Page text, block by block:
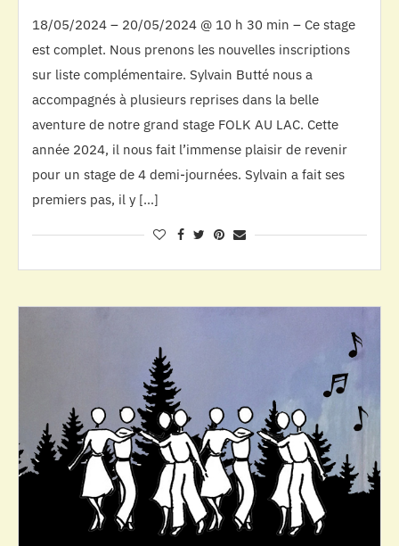
18/05/2024 – 20/05/2024 @ 10 h 30 min – Ce stage
est complet. Nous prenons les nouvelles inscriptions
sur liste complémentaire. Sylvain Butté nous a
accompagnés à plusieurs reprises dans la belle
aventure de notre grand stage FOLK AU LAC. Cette
année 2024, il nous fait l’immense plaisir de revenir
pour un stage de 4 demi-journées. Sylvain a fait ses
premiers pas, il y […]